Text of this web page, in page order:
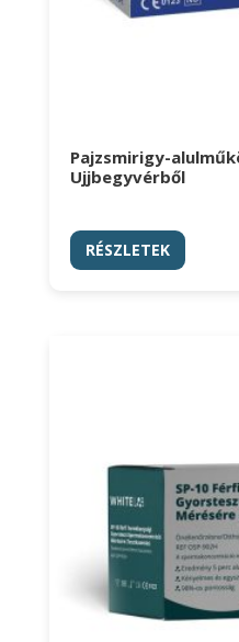
Pajzsmirigy-
Ujjbegyvérből
RÉSZLETEK